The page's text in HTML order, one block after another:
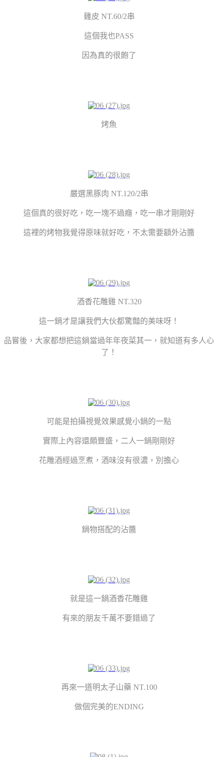
雞皮 NT.60/2串
這個我也PASS
因為真的很飽了
烤魚
嚴選黑豚肉 NT.120/2串
這個真的很好吃，吃一塊不過癮，吃一串才剛剛好
這裡的烤物我覺得原味就好吃，不太需要額外沾醬
酒香花雕雞 NT.320
這一鍋才是讓我們大伙都驚豔的美味呀！
品嘗後，大家都想把這鍋當過年年夜菜其一，就知道有多人心
了！
可能是拍攝視覺效果感覺小鍋的一點
實際上內容還頗豐盛，二人一鍋剛剛好
花雕酒經過烹煮，酒味沒有很濃，別擔心
鍋物搭配的沾醬
就是這一鍋酒香花雕雞
有來的朋友千萬不要錯過了
再來一道明太子山藥 NT.100
做個完美的ENDING